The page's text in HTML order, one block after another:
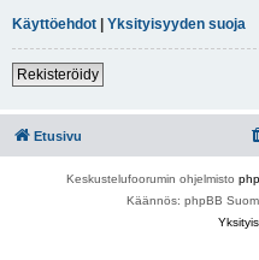
Käyttöehdot | Yksityisyyden suoja
Rekisteröidy
Etusivu
Keskustelufoorumin ohjelmisto
Käännös: phpBB